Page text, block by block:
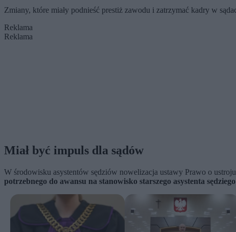
Zmiany, które miały podnieść prestiż zawodu i zatrzymać kadry w
Reklama
Reklama
Miał być impuls dla sądów
W środowisku asystentów sędziów nowelizacja ustawy Prawo o
potrzebnego do awansu na stanowisko starszego asystenta sędziego